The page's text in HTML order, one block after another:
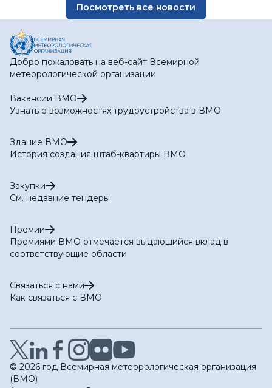
Посмотреть все новости
Добро пожаловать на веб-сайт Всемирной
метеорологической организации
Вакансии ВМО
Узнать о возможностях трудоустройства в ВМО
Здание ВМО
История создания штаб-квартиры ВМО
Закупки
См. недавние тендеры
Премии
Премиями ВМО отмечается выдающийся вклад в
соответствующие области
Связаться с нами
Как связаться с ВМО
© 2026 год Всемирная метеорологическая организация
(ВМО)